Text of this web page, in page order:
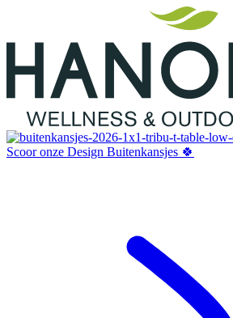
Scoor onze Design Buitenkansjes 🍀